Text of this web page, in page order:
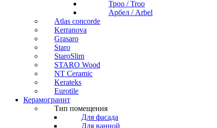
Троо / Troo
Арбел / Arbel
Atlas concorde
Kerranova
Grasaro
Staro
StaroSlim
STARO Wood
NT Ceramic
Kerateks
Eurotile
Керамогранит
Тип помещения
Для фасада
Для ванной